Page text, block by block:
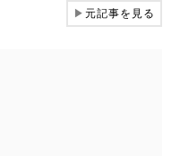
▶元記事を見る